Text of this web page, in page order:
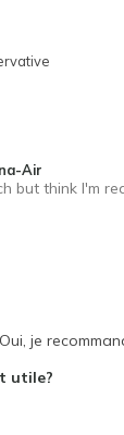
Air
but think I'm
je
utile?